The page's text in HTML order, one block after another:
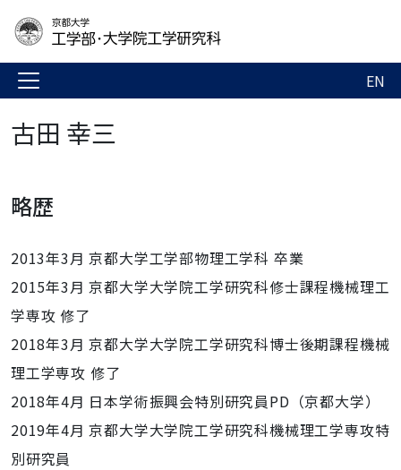
EN
古田 幸三
略歴
2013年3月 京都大学工学部物理工学科 卒業
2015年3月 京都大学大学院工学研究科修士課程機械理工
学専攻 修了
2018年3月 京都大学大学院工学研究科博士後期課程機械
理工学専攻 修了
2018年4月 日本学術振興会特別研究員PD（京都大学）
2019年4月 京都大学大学院工学研究科機械理工学専攻特
別研究員